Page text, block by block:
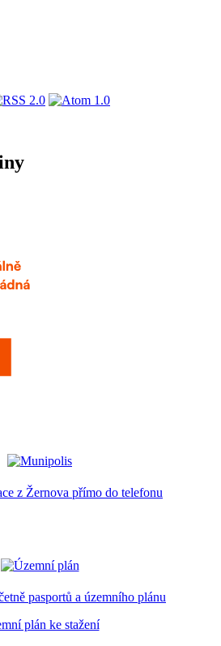
z Žernova přímo do telefonu
pasportů a územního plánu
plán ke stažení